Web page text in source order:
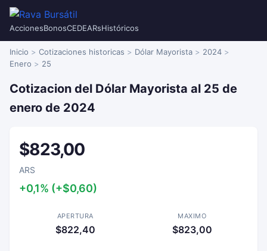
AccionesBonosCEDEARsHistóricos
Inicio Cotizaciones historicas Dólar Mayorista
2024
Enero
25
Cotizacion del Dólar Mayorista al 25 de
enero de 2024
$823,00
ARS
+0,1% (+$0,60)
APERTURA
$822,40
MAXIMO
$823,00